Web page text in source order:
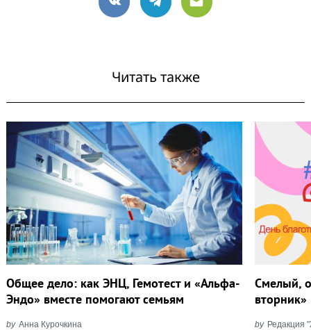
VK Telegram
Email
Читать также
Общее дело: как ЭНЦ, Гемотест и «Альфа-
Эндо» вместе помогают семьям
by Анна Курочкина
Смелый,
by Редакция